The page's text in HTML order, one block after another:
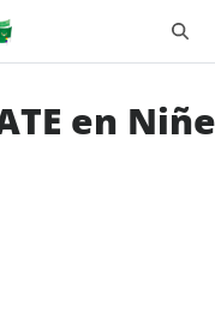
en